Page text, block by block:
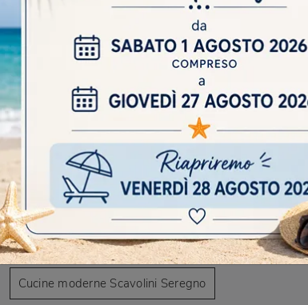
moderne Scavolini Cesano Maderno
Cucine moderne Scavolini Seregno